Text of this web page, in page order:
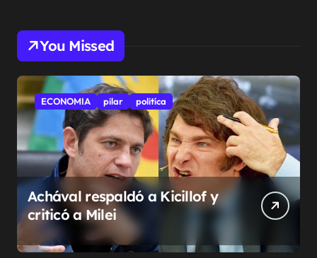
You Missed
ECONOMIA pilar politíca
Achával respaldó a Kicillof y
criticó a Milei